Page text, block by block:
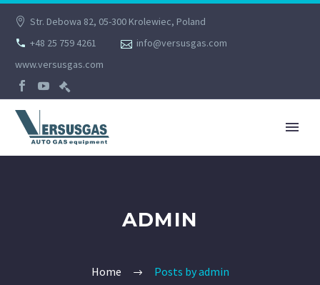
Str. Debowa 82, 05-300 Krolewiec, Poland
+48 25 759 4261
info@versusgas.com
www.versusgas.com
ADMIN
Home Posts by admin